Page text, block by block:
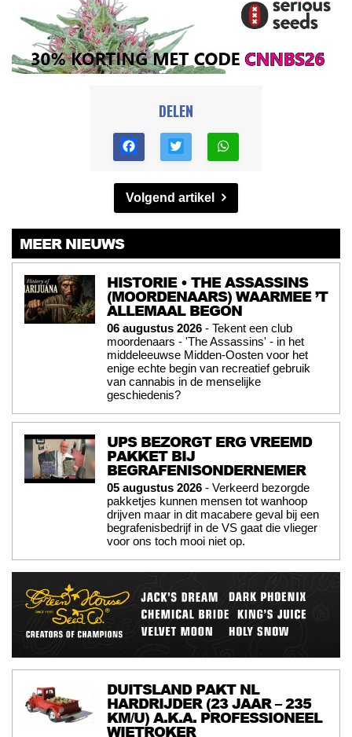
DELEN
Volgend artikel
MEER NIEUWS
HISTORIE • THE ASSASSINS
(MOORDENAARS) WAARMEE ’T
ALLEMAAL BEGON
06 augustus 2026 - Tekent een club
moordenaars - 'The Assassins' - in het
middeleeuwse Midden-Oosten voor het
enige echte begin van recreatief gebruik
van cannabis in de menselijke
geschiedenis?
UPS BEZORGT ERG VREEMD
PAKKET BIJ
BEGRAFENISONDERNEMER
05 augustus 2026 - Verkeerd bezorgde
pakketjes kunnen mensen tot wanhoop
drijven maar in dit macabere geval bij een
begrafenisbedrijf in de VS gaat die vlieger
voor ons toch mooi niet op.
DUITSLAND PAKT NL
HARDRIJDER (23 JAAR – 235
KM/U) A.K.A. PROFESSIONEEL
WIETROKER